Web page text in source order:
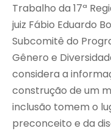
Trabalho da 17ª
juiz Fábio Eduardo
Subcomitê do
Gênero e
considera a
construção de um
inclusão tomem o
preconceito e da